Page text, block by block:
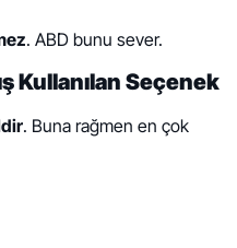
. ABD bunu sever.
Kullanılan Seçenek
. Buna rağmen en çok